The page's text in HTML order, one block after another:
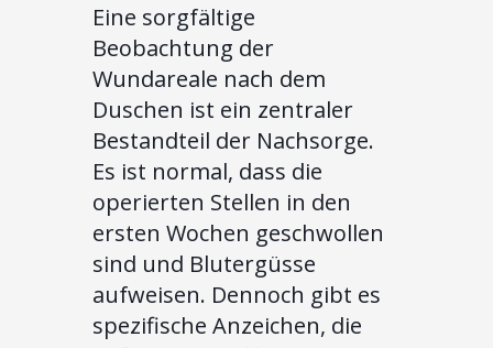
Eine sorgfältige
Beobachtung der
Wundareale nach dem
Duschen ist ein zentraler
Bestandteil der Nachsorge.
Es ist normal, dass die
operierten Stellen in den
ersten Wochen geschwollen
sind und Blutergüsse
aufweisen. Dennoch gibt es
spezifische Anzeichen, die